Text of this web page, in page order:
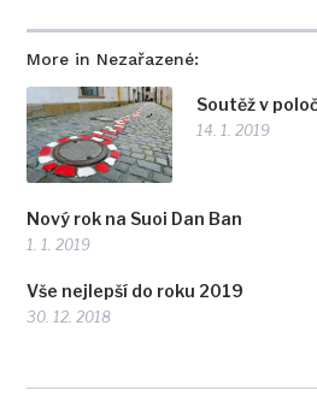
More in Nezařazené:
Soutěž v
14. 1. 2019
Nový rok na Suoi Dan Ban
1. 1. 2019
Vše nejlepší do roku 2019
30. 12. 2018